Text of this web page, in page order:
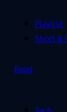
Playlist
Short &
Read